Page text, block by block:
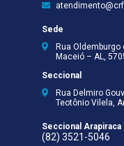
Sede
Rua Oldemburgo
Maceió – AL,
Seccional
Rua Delmiro
Teotônio Vilela,
Seccional Arapiraca
(82) 3521-5046